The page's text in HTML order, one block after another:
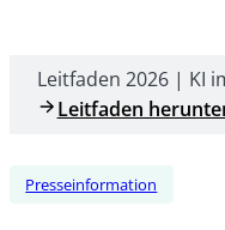
Leitfaden 2026 | KI
Leitfaden
Presseinformation